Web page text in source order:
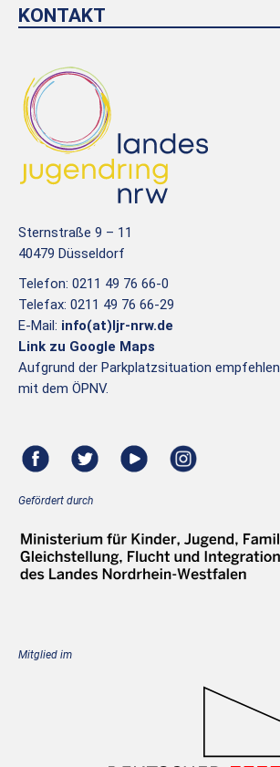
KONTAKT
Sternstraße 9 – 11
40479 Düsseldorf
Telefon: 0211 49 76 66-0
Telefax: 0211 49 76 66-29
E-Mail: info(at)ljr-nrw.de
Link zu Google Maps
Aufgrund der Parkplatzsituation
mit dem ÖPNV.
Gefördert durch
Mitglied im